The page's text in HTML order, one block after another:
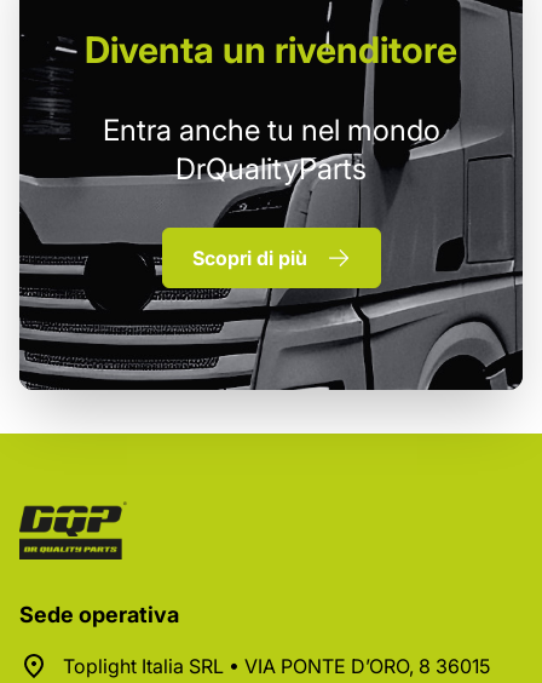
Diventa un rivenditore
Entra anche tu nel mondo
DrQualityParts
Scopri di più
Sede operativa
Toplight Italia SRL • VIA PONTE D’ORO, 8 36015